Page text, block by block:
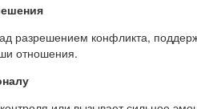
разрешением конфликта,
отношения.